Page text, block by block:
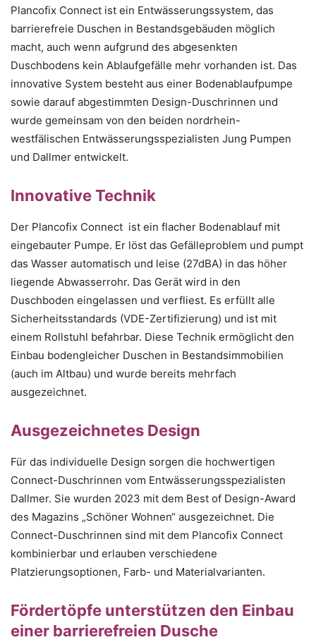
Plancofix Connect ist ein Entwässerungssystem, das
barrierefreie Duschen in Bestandsgebäuden möglich
macht, auch wenn aufgrund des abgesenkten
Duschbodens kein Ablaufgefälle mehr vorhanden ist. Das
innovative System besteht aus einer Bodenablaufpumpe
sowie darauf abgestimmten Design-Duschrinnen und
wurde gemeinsam von den beiden nordrhein-
westfälischen Entwässerungsspezialisten Jung Pumpen
und Dallmer entwickelt.
Innovative Technik
Der Plancofix Connect ist ein flacher Bodenablauf mit
eingebauter Pumpe. Er löst das Gefälleproblem und pumpt
das Wasser automatisch und leise (27dBA) in das höher
liegende Abwasserrohr. Das Gerät wird in den
Duschboden eingelassen und verfliest. Es erfüllt alle
Sicherheitsstandards (VDE-Zertifizierung) und ist mit
einem Rollstuhl befahrbar. Diese Technik ermöglicht den
Einbau bodengleicher Duschen in Bestandsimmobilien
(auch im Altbau) und wurde bereits mehrfach
ausgezeichnet.
Ausgezeichnetes Design
Für das individuelle Design sorgen die hochwertigen
Connect-Duschrinnen vom Entwässerungsspezialisten
Dallmer. Sie wurden 2023 mit dem Best of Design-Award
des Magazins „Schöner Wohnen“ ausgezeichnet. Die
Connect-Duschrinnen sind mit dem Plancofix Connect
kombinierbar und erlauben verschiedene
Platzierungsoptionen, Farb- und Materialvarianten.
Fördertöpfe unterstützen den Einbau
einer barrierefreien Dusche